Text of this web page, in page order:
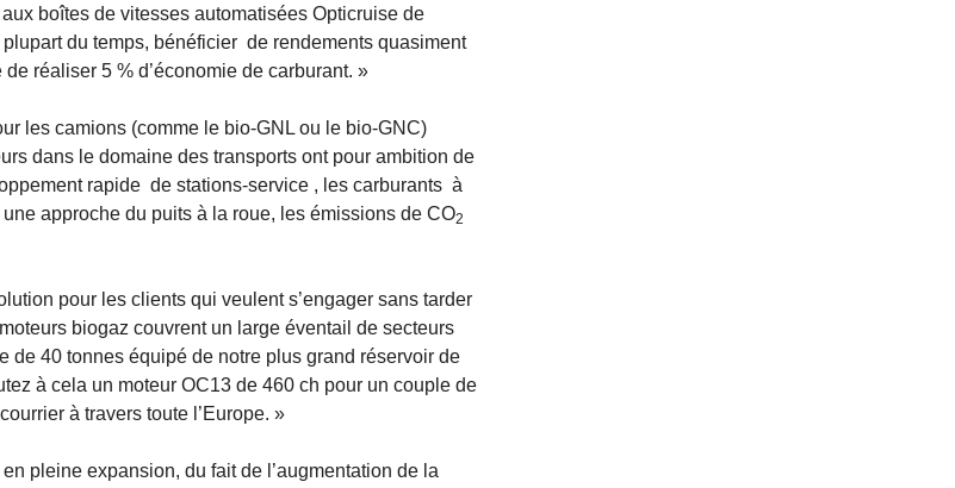
boîtes de vitesses automatisées Opticruise de
du temps, bénéficier de rendements quasiment
réaliser 5 % d’économie de carburant. »
les camions (comme le bio-GNL ou le bio-GNC)
dans le domaine des transports ont pour ambition de
rapide de stations-service , les carburants à
approche du puits à la roue, les émissions de CO2
pour les clients qui veulent s’engager sans tarder
biogaz couvrent un large éventail de secteurs
de 40 tonnes équipé de notre plus grand réservoir de
à cela un moteur OC13 de 460 ch pour un couple de
à travers toute l’Europe. »
pleine expansion, du fait de l’augmentation de la